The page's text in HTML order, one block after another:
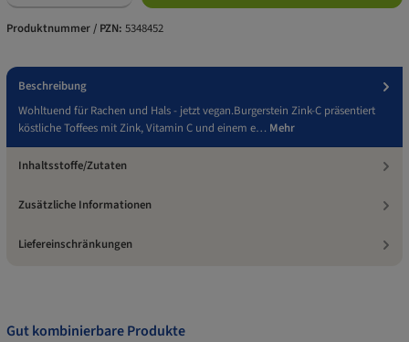
Produktnummer / PZN: 5348452
Beschreibung
Wohltuend für Rachen und Hals - jetzt vegan.Burgerstein Zink-C präsentiert
köstliche Toffees mit Zink, Vitamin C und einem e… Mehr
Inhaltsstoffe/Zutaten
Zusätzliche Informationen
Liefereinschränkungen
Gut kombinierbare Produkte